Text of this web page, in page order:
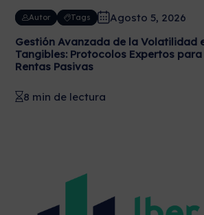
Autor Tags
Agosto 5, 2026
Gestión Avanzada de la Volatilidad
Tangibles: Protocolos Expertos
Rentas Pasivas
8 min de lectura